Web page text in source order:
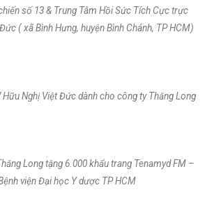
số 13 & Trung Tâm Hồi Sức Tích Cực trực
( xã Bình Hưng, huyện Bình Chánh, TP HCM)
Nghị Việt Đức dành cho công ty Thăng Long
Long tặng 6.000 khẩu trang Tenamyd FM –
viện Đại học Y dược TP HCM